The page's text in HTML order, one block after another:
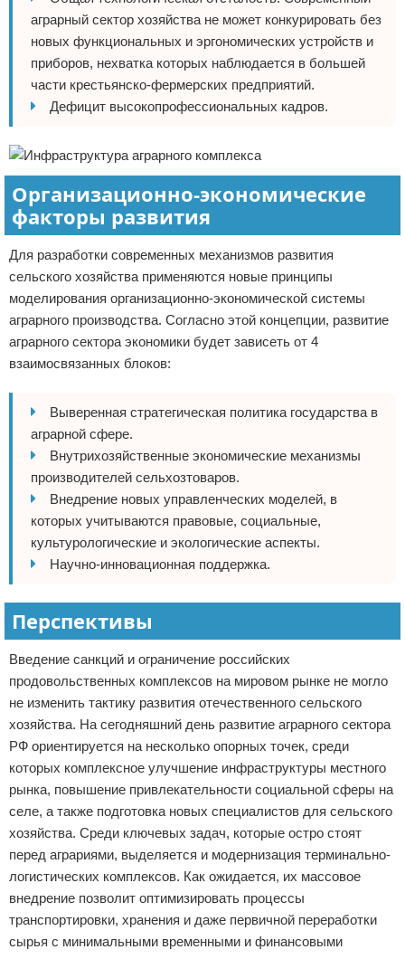
аграрный сектор хозяйства не может конкурировать без
новых функциональных и эргономических устройств и
приборов, нехватка которых наблюдается в большей
части крестьянско-фермерских предприятий.
Дефицит высокопрофессиональных кадров.
Организационно-экономические
факторы развития
Для разработки современных механизмов развития
сельского хозяйства применяются новые принципы
моделирования организационно-экономической системы
аграрного производства. Согласно этой концепции, развитие
аграрного сектора экономики будет зависеть от 4
взаимосвязанных блоков:
Выверенная стратегическая политика государства в
аграрной сфере.
Внутрихозяйственные экономические механизмы
производителей сельхозтоваров.
Внедрение новых управленческих моделей, в
которых учитываются правовые, социальные,
культурологические и экологические аспекты.
Научно-инновационная поддержка.
Перспективы
Введение санкций и ограничение российских
продовольственных комплексов на мировом рынке не могло
не изменить тактику развития отечественного сельского
хозяйства. На сегодняшний день развитие аграрного сектора
РФ ориентируется на несколько опорных точек, среди
которых комплексное улучшение инфраструктуры местного
рынка, повышение привлекательности социальной сферы на
селе, а также подготовка новых специалистов для сельского
хозяйства. Среди ключевых задач, которые остро стоят
перед аграриями, выделяется и модернизация терминально-
логистических комплексов. Как ожидается, их массовое
внедрение позволит оптимизировать процессы
транспортировки, хранения и даже первичной переработки
сырья с минимальными временными и финансовыми